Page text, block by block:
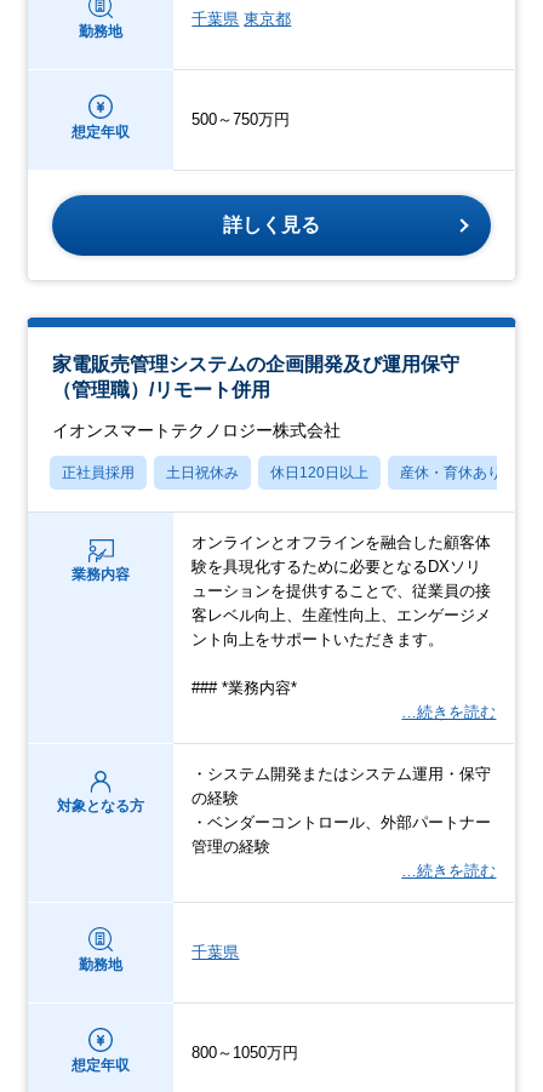
勤務地
千葉県 東京都
想定年収
500～750万円
詳しく見る
家電販売管理システムの企画開発及び運用保守
（管理職）/リモート併用
イオンスマートテクノロジー株式会社
正社員採用 土日祝休み 休日120日以上 産休・育休あり
業務内容
オンラインとオフラインを融合した顧客体
験を具現化するために必要となるDXソリ
ューションを提供することで、従業員の接
客レベル向上、生産性向上、エンゲージメ
ント向上をサポートいただきます。
### *業務内容*
…続きを読む
対象となる方
・システム開発またはシステム運用・保守
の経験
・ベンダーコントロール、外部パートナー
管理の経験
…続きを読む
勤務地
千葉県
想定年収
800～1050万円